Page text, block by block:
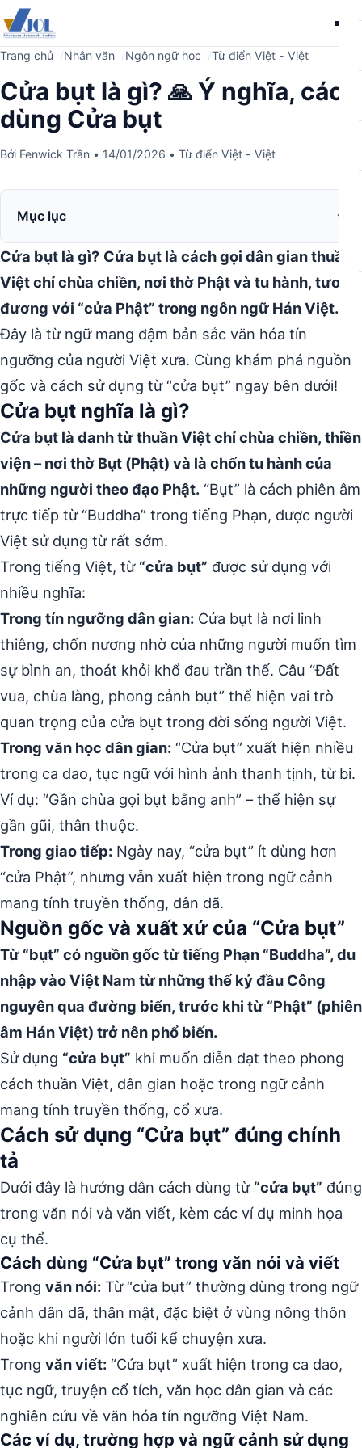
Trang chủ Nhân văn Ngôn ngữ học Từ điển Việt - Việt
Cửa bụt là gì? 🙏 Ý nghĩa, cách
dùng Cửa bụt
Bởi Fenwick Trần • 14/01/2026 • Từ điển Việt - Việt
Mục lục
Cửa bụt là gì? Cửa bụt là cách gọi dân gian thuần
Việt chỉ chùa chiền, nơi thờ Phật và tu hành, tương
đương với “cửa Phật” trong ngôn ngữ Hán Việt.
Đây là từ ngữ mang đậm bản sắc văn hóa tín
ngưỡng của người Việt xưa. Cùng khám phá nguồn
gốc và cách sử dụng từ “cửa bụt” ngay bên dưới!
Cửa bụt nghĩa là gì?
Cửa bụt là danh từ thuần Việt chỉ chùa chiền, thiền
viện – nơi thờ Bụt (Phật) và là chốn tu hành của
những người theo đạo Phật. “Bụt” là cách phiên âm
trực tiếp từ “Buddha” trong tiếng Phạn, được người
Việt sử dụng từ rất sớm.
Trong tiếng Việt, từ “cửa bụt” được sử dụng với
nhiều nghĩa:
Trong tín ngưỡng dân gian: Cửa bụt là nơi linh
thiêng, chốn nương nhờ của những người muốn tìm
sự bình an, thoát khỏi khổ đau trần thế. Câu “Đất
vua, chùa làng, phong cảnh bụt” thể hiện vai trò
quan trọng của cửa bụt trong đời sống người Việt.
Trong văn học dân gian: “Cửa bụt” xuất hiện nhiều
trong ca dao, tục ngữ với hình ảnh thanh tịnh, từ bi.
Ví dụ: “Gần chùa gọi bụt bằng anh” – thể hiện sự
gần gũi, thân thuộc.
Trong giao tiếp: Ngày nay, “cửa bụt” ít dùng hơn
“cửa Phật”, nhưng vẫn xuất hiện trong ngữ cảnh
mang tính truyền thống, dân dã.
Nguồn gốc và xuất xứ của “Cửa bụt”
Từ “bụt” có nguồn gốc từ tiếng Phạn “Buddha”, du
nhập vào Việt Nam từ những thế kỷ đầu Công
nguyên qua đường biển, trước khi từ “Phật” (phiên
âm Hán Việt) trở nên phổ biến.
Sử dụng “cửa bụt” khi muốn diễn đạt theo phong
cách thuần Việt, dân gian hoặc trong ngữ cảnh
mang tính truyền thống, cổ xưa.
Cách sử dụng “Cửa bụt” đúng chính
tả
Dưới đây là hướng dẫn cách dùng từ “cửa bụt” đúng
trong văn nói và văn viết, kèm các ví dụ minh họa
cụ thể.
Cách dùng “Cửa bụt” trong văn nói và viết
Trong văn nói: Từ “cửa bụt” thường dùng trong ngữ
cảnh dân dã, thân mật, đặc biệt ở vùng nông thôn
hoặc khi người lớn tuổi kể chuyện xưa.
Trong văn viết: “Cửa bụt” xuất hiện trong ca dao,
tục ngữ, truyện cổ tích, văn học dân gian và các
nghiên cứu về văn hóa tín ngưỡng Việt Nam.
Các ví dụ, trường hợp và ngữ cảnh sử dụng